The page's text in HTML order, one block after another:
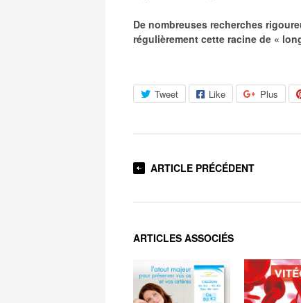
De nombreuses recherches
régulièrement cette racine de «
Tweet Like Plus
ARTICLE PRÉCÉDENT
ARTICLES ASSOCIÉS